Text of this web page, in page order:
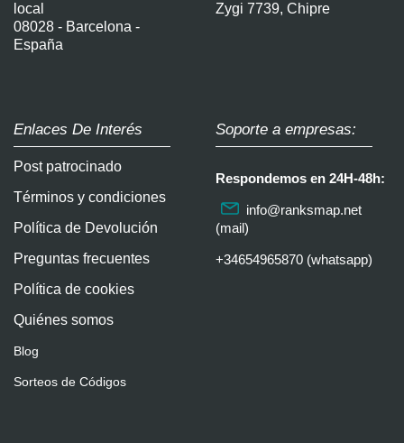
local
08028 - Barcelona -
España
Zygi 7739, Chipre
Enlaces De Interés
Post patrocinado
Términos y condiciones
Política de Devolución
Preguntas frecuentes
Política de cookies
Quiénes somos
Blog
Sorteos de Códigos
Soporte a empresas:
Respondemos en 24H-48h:
info@ranksmap.net
(mail)
+34654965870 (whatsapp)